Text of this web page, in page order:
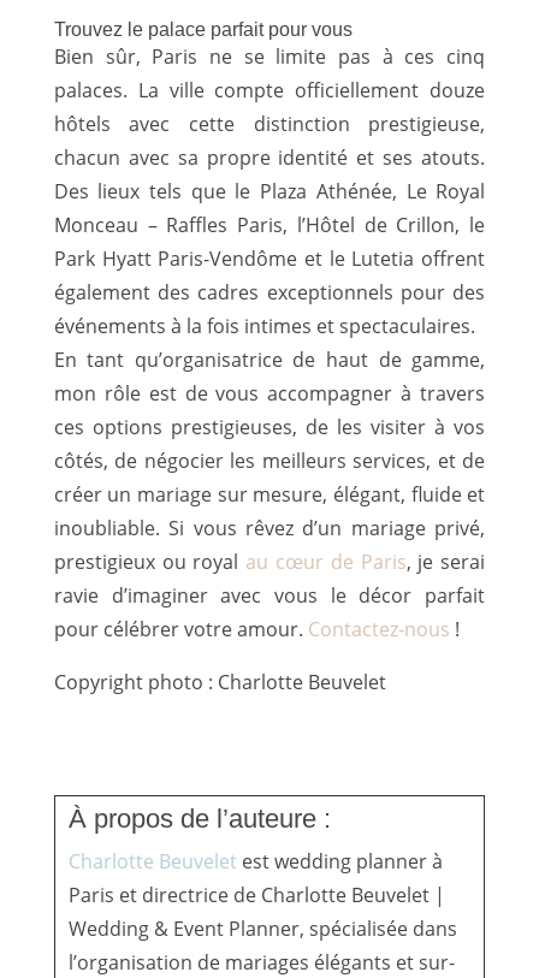
Trouvez le palace parfait pour vous
Bien sûr, Paris ne se limite pas à ces cinq
palaces. La ville compte officiellement douze
hôtels avec cette distinction prestigieuse,
chacun avec sa propre identité et ses atouts.
Des lieux tels que le Plaza Athénée, Le Royal
Monceau – Raffles Paris, l’Hôtel de Crillon, le
Park Hyatt Paris-Vendôme et le Lutetia offrent
également des cadres exceptionnels pour des
événements à la fois intimes et spectaculaires.
En tant qu’organisatrice de haut de gamme,
mon rôle est de vous accompagner à travers
ces options prestigieuses, de les visiter à vos
côtés, de négocier les meilleurs services, et de
créer un mariage sur mesure, élégant, fluide et
inoubliable. Si vous rêvez d’un mariage privé,
prestigieux ou royal au cœur de Paris, je serai
ravie d’imaginer avec vous le décor parfait
pour célébrer votre amour. Contactez-nous !
Copyright photo : Charlotte Beuvelet
À propos de l’auteure :
Charlotte Beuvelet est wedding planner à
Paris et directrice de Charlotte Beuvelet |
Wedding & Event Planner, spécialisée dans
l’organisation de mariages élégants et sur-